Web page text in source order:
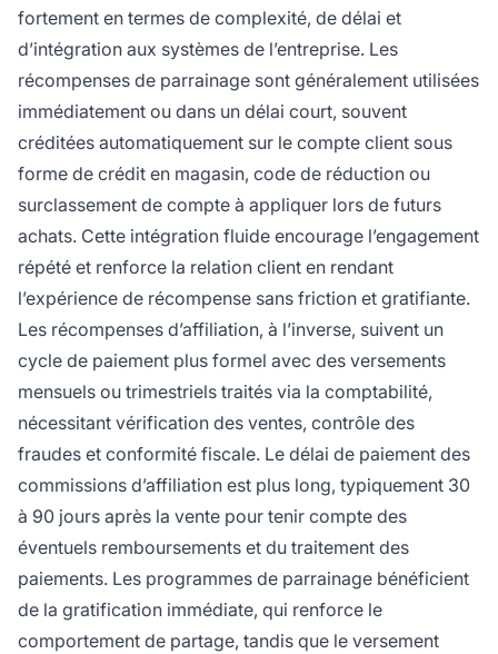
fortement en termes de complexité, de délai et
d’intégration aux systèmes de l’entreprise. Les
récompenses de parrainage sont généralement utilisées
immédiatement ou dans un délai court, souvent
créditées automatiquement sur le compte client sous
forme de crédit en magasin, code de réduction ou
surclassement de compte à appliquer lors de futurs
achats. Cette intégration fluide encourage l’engagement
répété et renforce la relation client en rendant
l’expérience de récompense sans friction et gratifiante.
Les récompenses d’affiliation, à l’inverse, suivent un
cycle de paiement plus formel avec des versements
mensuels ou trimestriels traités via la comptabilité,
nécessitant vérification des ventes, contrôle des
fraudes et conformité fiscale. Le délai de paiement des
commissions d’affiliation est plus long, typiquement 30
à 90 jours après la vente pour tenir compte des
éventuels remboursements et du traitement des
paiements. Les programmes de parrainage bénéficient
de la gratification immédiate, qui renforce le
comportement de partage, tandis que le versement